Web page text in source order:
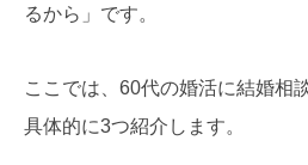
るから」です。
ここでは、60代の婚活に結婚相
具体的に3つ紹介します。